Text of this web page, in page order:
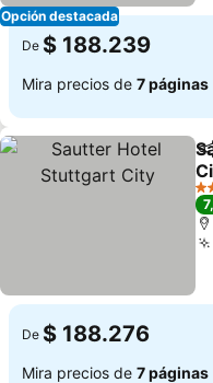
Opción destacada
De $ 188.239
Mira precios de 7 páginas
3
De $ 188.276
Mira precios de 7 páginas